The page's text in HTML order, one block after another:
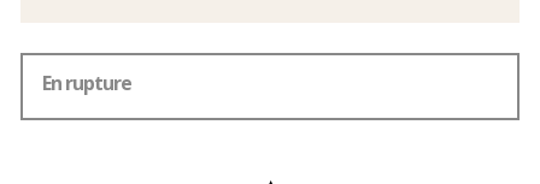
En rupture